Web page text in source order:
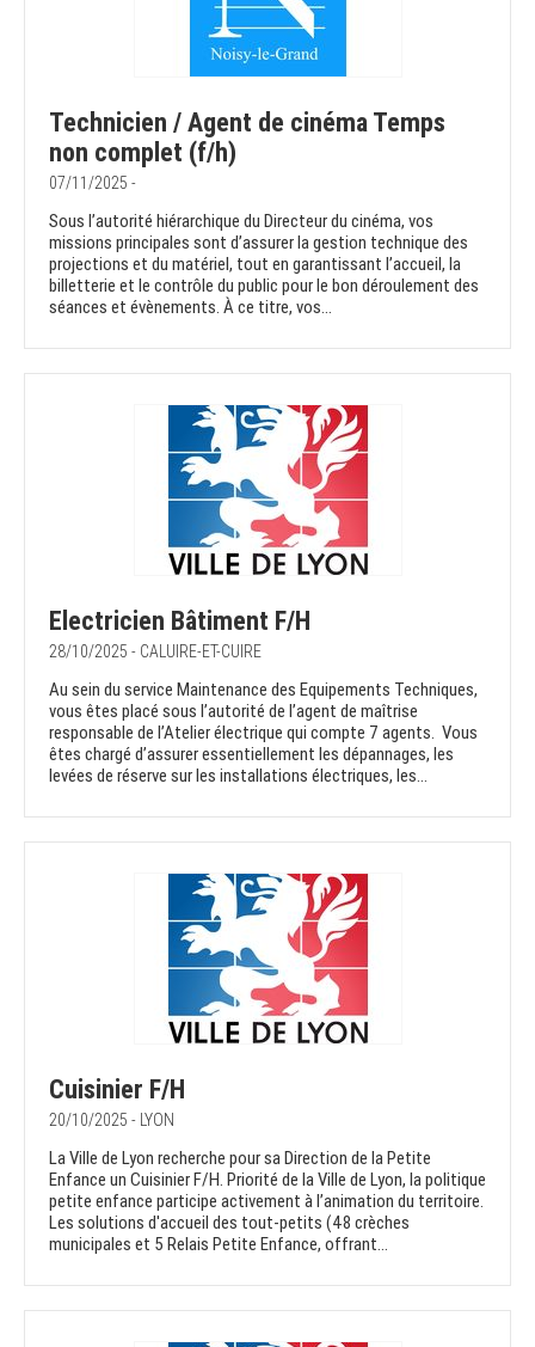
Technicien / Agent de cinéma Temps
non complet (f/h)
07/11/2025 -
Sous l’autorité hiérarchique du Directeur du cinéma, vos
missions principales sont d’assurer la gestion technique des
projections et du matériel, tout en garantissant l’accueil, la
billetterie et le contrôle du public pour le bon déroulement des
séances et évènements. À ce titre, vos...
Electricien Bâtiment F/H
28/10/2025 - CALUIRE-ET-CUIRE
Au sein du service Maintenance des Equipements Techniques,
vous êtes placé sous l’autorité de l’agent de maîtrise
responsable de l’Atelier électrique qui compte 7 agents. Vous
êtes chargé d’assurer essentiellement les dépannages, les
levées de réserve sur les installations électriques, les...
Cuisinier F/H
20/10/2025 - LYON
La Ville de Lyon recherche pour sa Direction de la Petite
Enfance un Cuisinier F/H. Priorité de la Ville de Lyon, la politique
petite enfance participe activement à l’animation du territoire.
Les solutions d'accueil des tout-petits (48 crèches
municipales et 5 Relais Petite Enfance, offrant...